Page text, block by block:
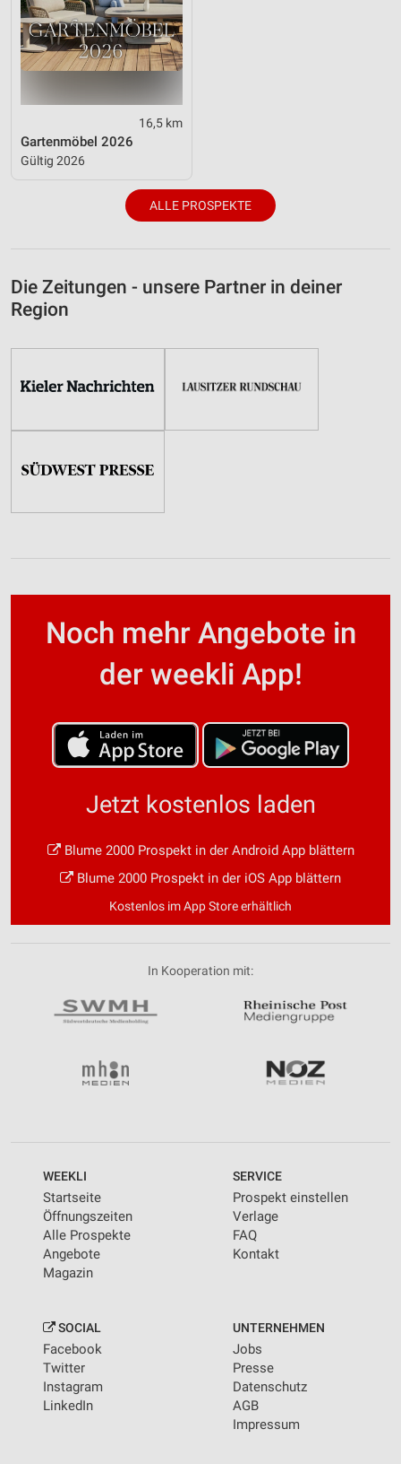
16,5 km
Gartenmöbel 2026
Gültig 2026
ALLE PROSPEKTE
Die Zeitungen - unsere Partner in deiner
Region
Noch mehr Angebote in
der weekli App!
Jetzt kostenlos laden
Blume 2000 Prospekt in der Android App blättern
Blume 2000 Prospekt in der iOS App blättern
Kostenlos im App Store erhältlich
In Kooperation mit:
WEEKLI
Startseite
Öffnungszeiten
Alle Prospekte
Angebote
Magazin
SERVICE
Prospekt einstellen
Verlage
FAQ
Kontakt
SOCIAL
Facebook
Twitter
Instagram
LinkedIn
UNTERNEHMEN
Jobs
Presse
Datenschutz
AGB
Impressum